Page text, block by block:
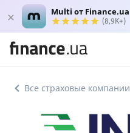
Multi от Finance.ua
(8,9K+)
Все страховые компании